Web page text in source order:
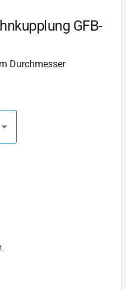
GFB-
Durchmesser